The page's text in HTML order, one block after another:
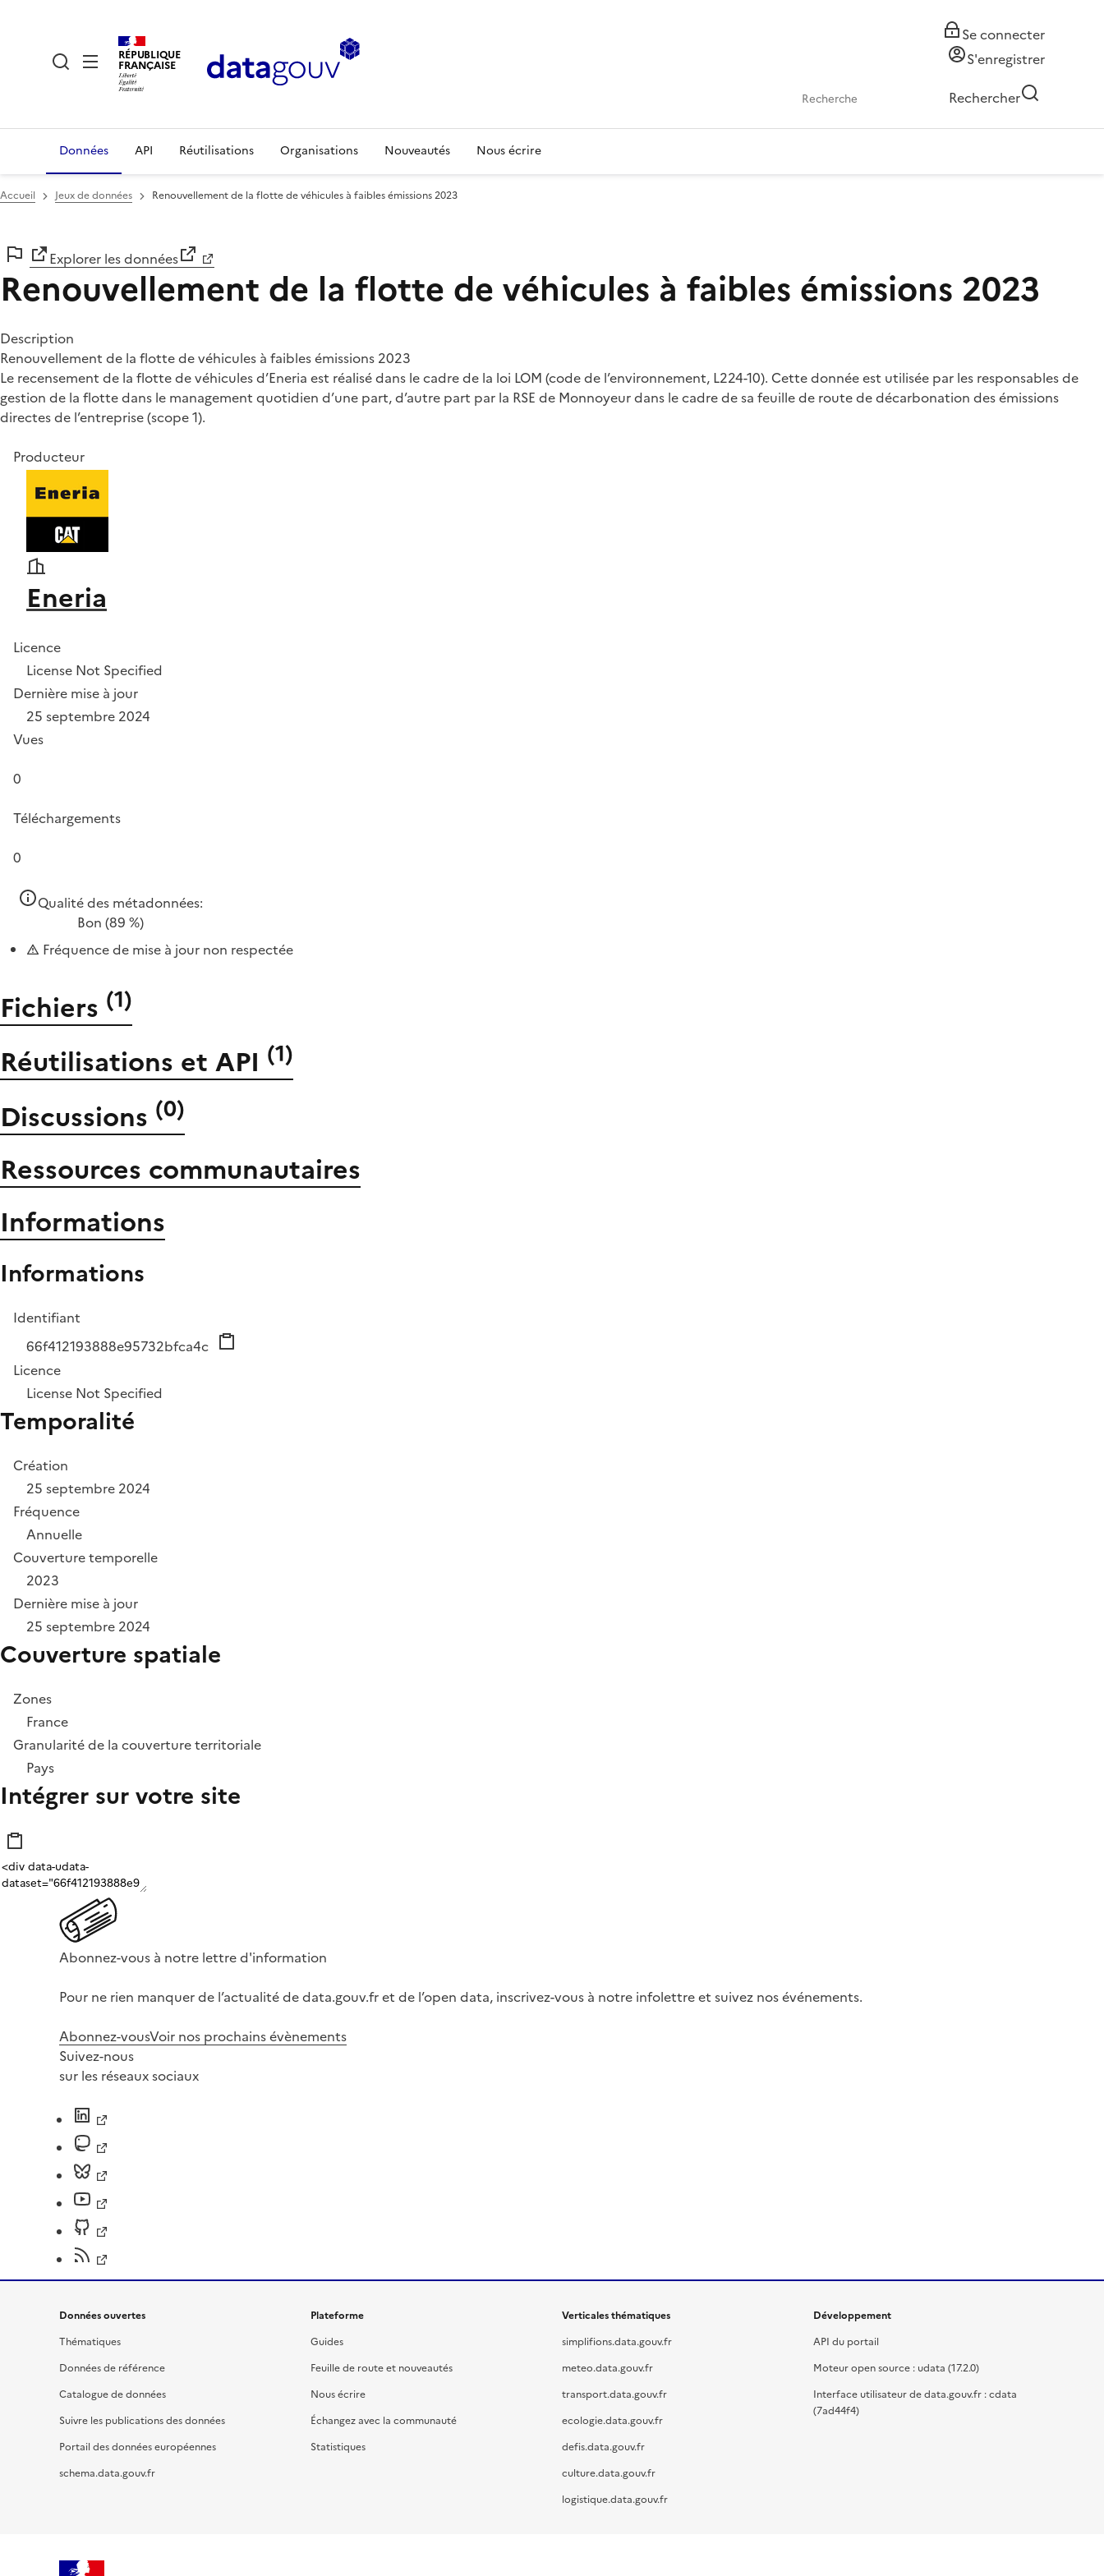
RÉPUBLIQUE
FRANÇAISE
Se connecter
S'enregistrer
Rechercher
Données API Réutilisations Organisations Nouveautés Nous écrire
Accueil Jeux de données Renouvellement de la flotte de véhicules à faibles émissions 2023
Explorer les données
Renouvellement de la flotte de véhicules à faibles émissions 2023
Description
Renouvellement de la flotte de véhicules à faibles émissions 2023
Le recensement de la flotte de véhicules d’Eneria est réalisé dans le cadre de la loi LOM (code de l’environnement, L224-10). Cette donnée est utilisée par les responsables de
gestion de la flotte dans le management quotidien d’une part, d’autre part par la RSE de Monnoyeur dans le cadre de sa feuille de route de décarbonation des émissions
directes de l’entreprise (scope 1).
Producteur
Eneria
Licence
License Not Specified
Dernière mise à jour
25 septembre 2024
Vues
0
Téléchargements
0
Qualité des métadonnées:
Bon (89 %)
Fréquence de mise à jour non respectée
Fichiers (1)
Réutilisations et API (1)
Discussions (0)
Ressources communautaires
Informations
Informations
Identifiant
66f412193888e95732bfca4c
Licence
License Not Specified
Temporalité
Création
25 septembre 2024
Fréquence
Annuelle
Couverture temporelle
2023
Dernière mise à jour
25 septembre 2024
Couverture spatiale
Zones
France
Granularité de la couverture territoriale
Pays
Intégrer sur votre site
Abonnez-vous à notre lettre d'information
Pour ne rien manquer de l’actualité de data.gouv.fr et de l’open data, inscrivez-vous à notre infolettre et suivez nos événements.
Abonnez-vousVoir nos prochains évènements
Suivez-nous
sur les réseaux sociaux
Données ouvertes
Thématiques
Données de référence
Catalogue de données
Suivre les publications des données
Portail des données européennes
schema.data.gouv.fr
Plateforme
Guides
Feuille de route et nouveautés
Nous écrire
Échangez avec la communauté
Statistiques
Verticales thématiques
simplifions.data.gouv.fr
meteo.data.gouv.fr
transport.data.gouv.fr
ecologie.data.gouv.fr
defis.data.gouv.fr
culture.data.gouv.fr
logistique.data.gouv.fr
Développement
API du portail
Moteur open source : udata (17.2.0)
Interface utilisateur de data.gouv.fr : cdata
(7ad44f4)